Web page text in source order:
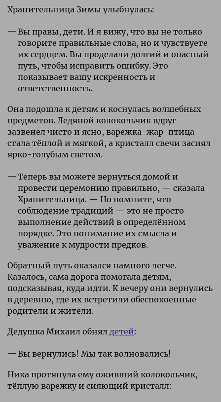
Хранительница Зимы улыбнулась:
Вы правы, дети. И я вижу, что вы не только
говорите правильные слова, но и чувствуете
их сердцем. Вы проделали долгий и опасный
путь, чтобы исправить ошибку. Это
показывает вашу искренность и
ответственность.
Она подошла к детям и коснулась волшебных
предметов. Ледяной колокольчик вдруг
зазвенел чисто и ясно, варежка-жар-птица
стала тёплой и мягкой, а кристалл свечи засиял
ярко-голубым светом.
Теперь вы можете вернуться домой и
провести церемонию правильно, — сказала
Хранительница. — Но помните, что
соблюдение традиций — это не просто
выполнение действий в определённом
порядке. Это понимание их смысла и
уважение к мудрости предков.
Обратный путь оказался намного легче.
Казалось, сама дорога помогала детям,
подсказывая, куда идти. К вечеру они вернулись
в деревню, где их встретили обеспокоенные
родители и жители.
Дедушка Михаил обнял детей:
Вы вернулись! Мы так волновались!
Ника протянула ему оживший колокольчик,
тёплую варежку и сияющий кристалл: